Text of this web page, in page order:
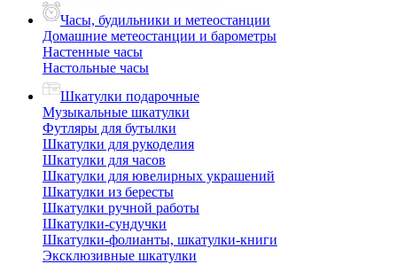
Часы, будильники и метеостанции
Домашние метеостанции и барометры
Настенные часы
Настольные часы
Шкатулки подарочные
Музыкальные шкатулки
Футляры для бутылки
Шкатулки для рукоделия
Шкатулки для часов
Шкатулки для ювелирных украшений
Шкатулки из бересты
Шкатулки ручной работы
Шкатулки-сундучки
Шкатулки-фолианты, шкатулки-книги
Эксклюзивные шкатулки